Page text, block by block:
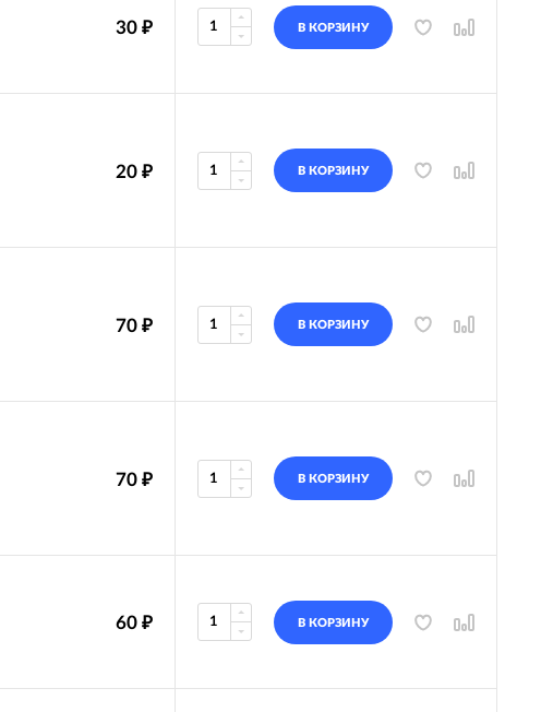
30 ₽ В КОРЗИНУ
20 ₽ В КОРЗИНУ
70 ₽ В КОРЗИНУ
70 ₽ В КОРЗИНУ
60 ₽ В КОРЗИНУ